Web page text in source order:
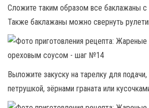
Сложите таким образом все баклажаны с
Также баклажаны можно свернуть
Выложите закуску на тарелку для
петрушкой, зёрнами граната или